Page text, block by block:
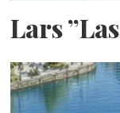
Lars